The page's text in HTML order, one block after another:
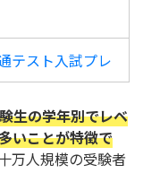
テスト入試プレ
生の学年別でレベ
いことが特徴で
万人規模の受験者